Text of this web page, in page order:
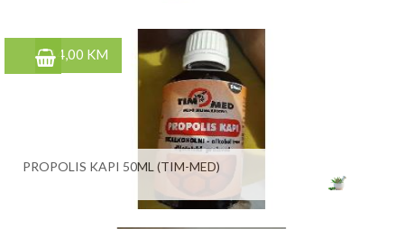
14,00 KM
PROPOLIS KAPI 50ML (TIM-MED)